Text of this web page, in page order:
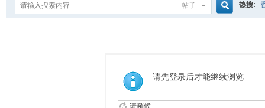
帖子
索
热搜:
请先登录后才能继续浏览
请稍候...